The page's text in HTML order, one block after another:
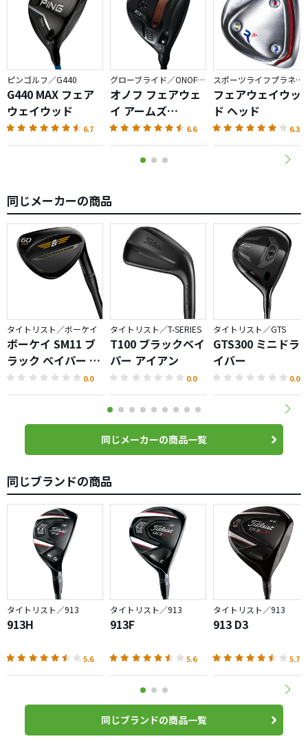
913Ｆも使っていましたが、違いはわかりません。というよ
り913Ｆは盗難にあいまして打ち比べができませんでした。
913Ｆｄは重心がフェース寄りにあるためバックスピンが減
る。よって弾道は低目傾向。ティーショットに向いている
反面、地面からは難しくなる。
というのがこのヘッドの設計思想のようですが、正直そこ
までの違いは感じませんでした。
それよりもシャフトからの影響のほうが遥かに大きいです
915Ｆも飛びますが、この913Ｆｄも同等です。
バックスピン、弾道もほとんど変わらず。
構えやすさは913Ｆｄかな。すこし逃げ顔であることと、塗
装色もややぼけたブラックなのは好きです。
915Ｆはコースで使うと抜けが悪い事があります。例の溝が
影響しているのでしょうか。913の時には感じませんでし
た。915Ｆは15度と16.5度の2つ。シャフトも色んなタイプ
５種類使っても症状が変わらなかったのでヘッドに問題が
あるように思います。
ピンゴルフ／G440
G440 MAX フェア
ウェイウッド
6.7
グローブライド／ONOFF AKA
オノフ フェアウェ
イ アームズ
AKA（2026）
6.6
スポーツライフプラネッツ／RODDIO
フェアウェイウッ
ド ヘッド
6.3
同じメーカーの商品
タイトリスト／ボーケイ
ボーケイ SM11 ブ
ラック ベイパー ウ
ェッジ
0.0
タイトリスト／T-SERIES
T100 ブラックベイ
パー アイアン
0.0
タイトリスト／GTS
GTS300 ミニドラ
イバー
0.0
同じメーカーの商品一覧
同じブランドの商品
タイトリスト／913
913H
5.6
タイトリスト／913
913F
5.6
タイトリスト／913
913 D3
5.7
同じブランドの商品一覧